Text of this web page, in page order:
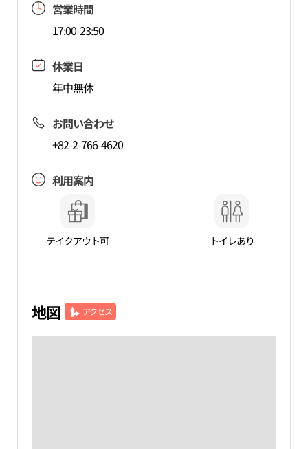
営業時間
17:00-23:50
休業日
年中無休
お問い合わせ
+82-2-766-4620
利用案内
テイクアウト可 トイレあり
地図 アクセス